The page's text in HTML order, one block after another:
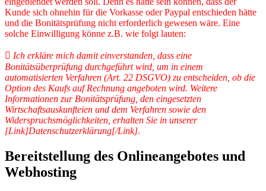
Kunde sich ohnehin für die Vorkasse oder Paypal entschieden hätte
und die Bonitätsprüfung nicht erforderlich gewesen wäre. Eine
solche Einwilligung könne z.B. wie folgt lauten:
 Ich erkläre mich damit einverstanden, dass eine
Bonitätsüberprüfung durchgeführt wird, um in einem
automatisierten Verfahren (Art. 22 DSGVO) zu entscheiden, ob die
Option des Kaufs auf Rechnung angeboten wird. Weitere
Informationen zur Bonitätsprüfung, den eingesetzten
Wirtschaftsauskunfteien und dem Verfahren sowie den
Widerspruchsmöglichkeiten, erhalten Sie in unserer
[Link]Datenschutzerklärung[/Link].
Bereitstellung des Onlineangebotes und
Webhosting